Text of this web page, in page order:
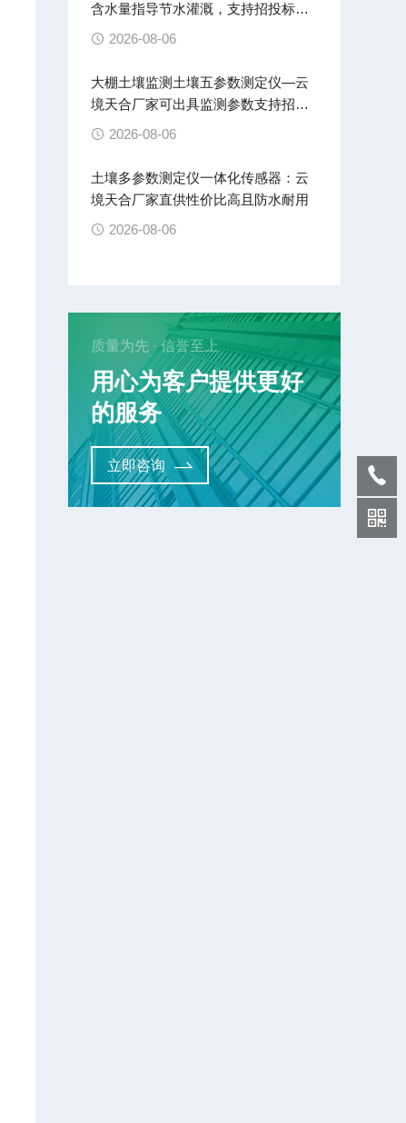
含水量指导节水灌溉，支持招投标项
目使用
2026-08-06
大棚土壤监测土壤五参数测定仪—云
境天合厂家可出具监测参数支持招投
标
2026-08-06
土壤多参数测定仪一体化传感器：云
境天合厂家直供性价比高且防水耐用
2026-08-06
质量为先 · 信誉至上
用心为客户提供更好
的服务
立即咨询